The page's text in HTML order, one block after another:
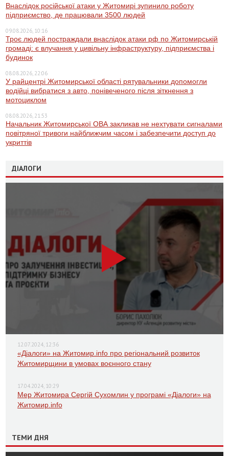
Внаслідок російської атаки у Житомирі зупинило роботу
підприємство, де працювали 3500 людей
09.08.2026, 10:16
Троє людей постраждали внаслідок атаки рф по Житомирській
громаді: є влучання у цивільну інфраструктуру, підприємства і
будинок
08.08.2026, 22:06
У райцентрі Житомирської області рятувальники допомогли
водійці вибратися з авто, понівеченого після зіткнення з
мотоциклом
08.08.2026, 21:53
Начальник Житомирської ОВА закликав не нехтувати сигналами
повітряної тривоги найближчим часом і забезпечити доступ до
укриттів
ДІАЛОГИ
12.07.2024, 12:36
«Діалоги» на Житомир.info про регіональний розвиток
Житомирщини в умовах воєнного стану
17.04.2024, 10:29
Мер Житомира Сергій Сухомлин у програмі «Діалоги» на
Житомир.info
ТЕМИ ДНЯ